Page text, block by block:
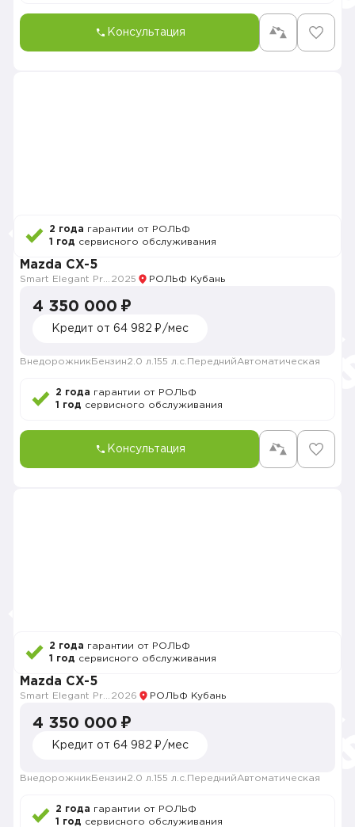
Консультация
2 года гарантии от РОЛЬФ
1 год сервисного обслуживания
Mazda CX-5
2025 РОЛЬФ Кубань
4 350 000 ₽
Кредит от 64 982 ₽/мес
Внедорожник Бензин2.0 л. 155 л.с. ПереднийАвтоматическая
2 года гарантии от РОЛЬФ
1 год сервисного обслуживания
Консультация
2 года гарантии от РОЛЬФ
1 год сервисного обслуживания
Mazda CX-5
2026 РОЛЬФ Кубань
4 350 000 ₽
Кредит от 64 982 ₽/мес
Внедорожник Бензин2.0 л. 155 л.с. ПереднийАвтоматическая
2 года гарантии от РОЛЬФ
1 год сервисного обслуживания